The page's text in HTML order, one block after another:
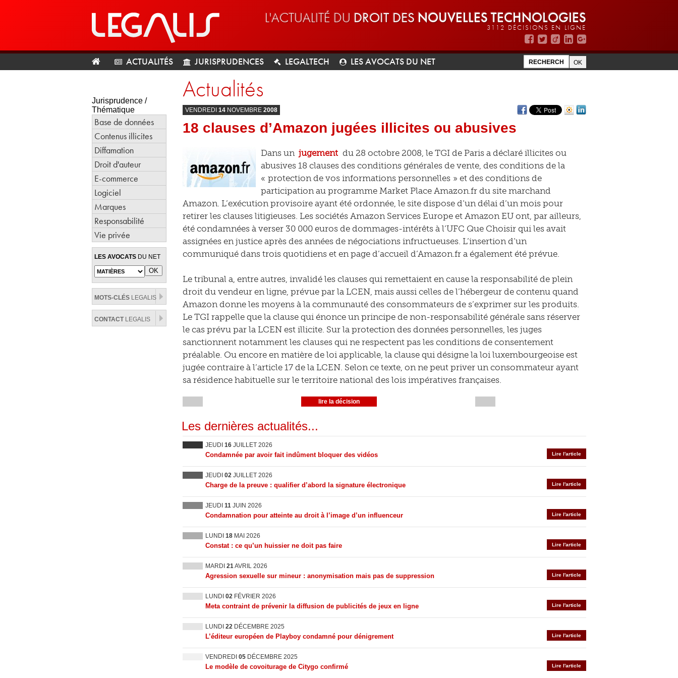
L'ACTUALITÉ DU DROIT DES NOUVELLES TECHNOLOGIES
3112 DÉCISIONS EN LIGNE
ACTUALITÉS JURISPRUDENCES LEGALTECH LES AVOCATS DU NET
Jurisprudence /
Thématique
Base de données
Contenus illicites
Diffamation
Droit d'auteur
E-commerce
Logiciel
Marques
Responsabilité
Vie privée
LES AVOCATS DU NET
MOTS-CLÉS LEGALIS
CONTACTLEGALIS
Actualités
VENDREDI 14 NOVEMBRE 2008
18 clauses d’Amazon jugées illicites ou abusives
Dans un jugement du 28 octobre 2008, le TGI de Paris a déclaré illicites ou
abusives 18 clauses des conditions générales de vente, des conditions de la
« protection de vos informations personnelles » et des conditions de
participation au programme Market Place Amazon.fr du site marchand
Amazon. L’exécution provisoire ayant été ordonnée, le site dispose d’un délai d’un mois pour
retirer les clauses litigieuses. Les sociétés Amazon Services Europe et Amazon EU ont, par ailleurs,
été condamnées à verser 30 000 euros de dommages-intérêts à l’UFC Que Choisir qui les avait
assignées en justice après des années de négociations infructueuses. L’insertion d’un
communiqué dans trois quotidiens et en page d’accueil d’Amazon.fr a également été prévue.
Le tribunal a, entre autres, invalidé les clauses qui remettaient en cause la responsabilité de plein
droit du vendeur en ligne, prévue par la LCEN, mais aussi celles de l’hébergeur de contenu quand
Amazon donne les moyens à la communauté des consommateurs de s’exprimer sur les produits.
Le TGI rappelle que la clause qui énonce un principe de non-responsabilité générale sans réserver
le cas prévu par la LCEN est illicite. Sur la protection des données personnelles, les juges
sanctionnent notamment les clauses qui ne respectent pas les conditions de consentement
préalable. Ou encore en matière de loi applicable, la clause qui désigne la loi luxembourgeoise est
jugée contraire à l’article 17 de la LCEN. Selon ce texte, on ne peut priver un consommateur ayant
sa résidence habituelle sur le territoire national des lois impératives françaises.
lire la décision
Les dernières actualités...
JEUDI 16 JUILLET 2026
Lire l'article
Condamnée par avoir fait indûment bloquer des vidéos
JEUDI 02 JUILLET 2026
Lire l'article
Charge de la preuve : qualifier d’abord la signature électronique
JEUDI 11 JUIN 2026
Lire l'article
Condamnation pour atteinte au droit à l’image d’un influenceur
LUNDI 18 MAI 2026
Lire l'article
Constat : ce qu’un huissier ne doit pas faire
MARDI 21AVRIL 2026
Lire l'article
Agression sexuelle sur mineur : anonymisation mais pas de suppression
LUNDI 02 FÉVRIER 2026
Lire l'article
Meta contraint de prévenir la diffusion de publicités de jeux en ligne
LUNDI 22 DÉCEMBRE 2025
Lire l'article
L’éditeur européen de Playboy condamné pour dénigrement
VENDREDI 05 DÉCEMBRE 2025
Lire l'article
Le modèle de covoiturage de Citygo confirmé